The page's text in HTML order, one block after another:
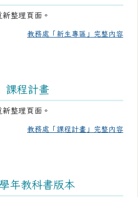
整理頁面。
教務處「新生專區」完整內容
課程計畫
整理頁面。
教務處「課程計畫」完整內容
年教科書版本